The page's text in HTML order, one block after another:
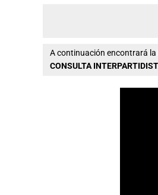
A continuación encontrará la
CONSULTA